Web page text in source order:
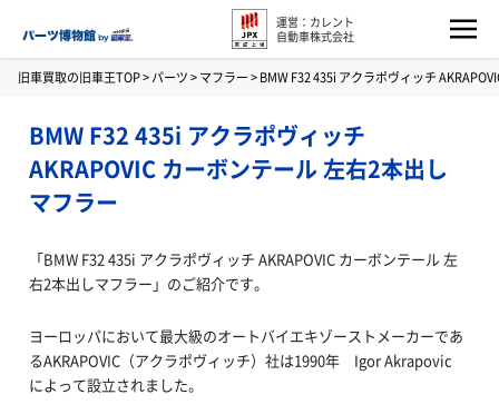
運営：カレント
自動車株式会社
旧車買取の旧車王TOP>パーツ>マフラー>BMW F32 435i アクラポヴィッチ
BMW F32 435i アクラポヴィッチ
AKRAPOVIC カーボンテール 左右2本出し
マフラー
「BMW F32 435i アクラポヴィッチ AKRAPOVIC カーボンテール 左
右2本出しマフラー」のご紹介です。
ヨーロッパにおいて最大級のオートバイエキゾーストメーカーであ
るAKRAPOVIC（アクラポヴィッチ）社は1990年 Igor Akrapovic
によって設立されました。